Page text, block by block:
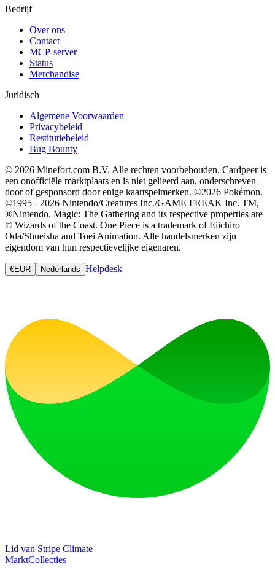
Bedrijf
Over ons
Contact
MCP-server
Status
Merchandise
Juridisch
Algemene Voorwaarden
Privacybeleid
Restitutiebeleid
Bug Bounty
© 2026 Minefort.com B.V. Alle rechten voorbehouden. Cardpeer is
een onofficiële marktplaats en is niet gelieerd aan, onderschreven
door of gesponsord door enige kaartspelmerken. ©2026 Pokémon.
©1995 - 2026 Nintendo/Creatures Inc./GAME FREAK Inc. TM,
®Nintendo. Magic: The Gathering and its respective properties are
© Wizards of the Coast. One Piece is a trademark of Eiichiro
Oda/Shueisha and Toei Animation. Alle handelsmerken zijn
eigendom van hun respectievelijke eigenaren.
€EUR Nederlands Helpdesk
Lid van Stripe Climate
MarktCollecties